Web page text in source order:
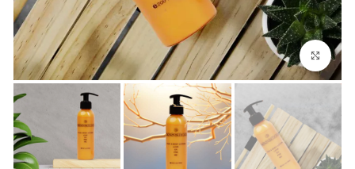
اضغط هنا لتكبير الصورة